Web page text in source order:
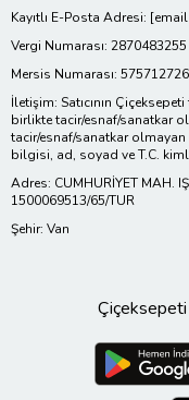
Kayıtlı E-Posta Adresi:
Vergi Numarası: 2870483255
Mersis Numarası:
İletişim: Satıcının
birlikte tacir/esnaf/sanatkar
tacir/esnaf/sanatkar
bilgisi, ad, soyad ve T.C.
Adres: CUMHURİYET MAH.
1500069513/65/TUR
Şehir: Van
Çiçeksepeti